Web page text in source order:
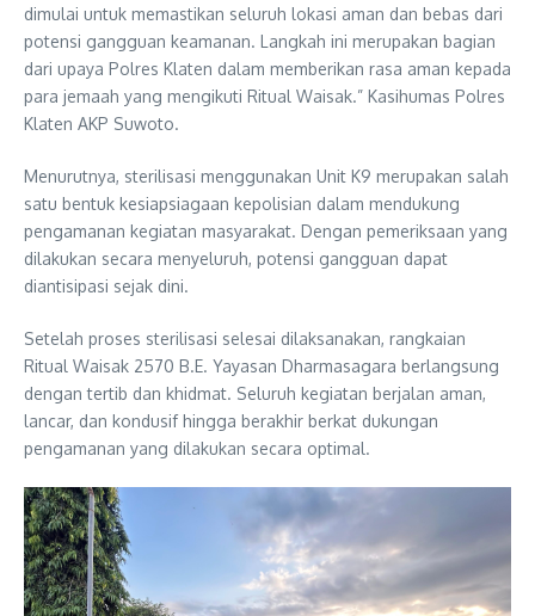
dimulai untuk memastikan seluruh lokasi aman dan bebas dari
potensi gangguan keamanan. Langkah ini merupakan bagian
dari upaya Polres Klaten dalam memberikan rasa aman kepada
para jemaah yang mengikuti Ritual Waisak.” Kasihumas Polres
Klaten AKP Suwoto.
Menurutnya, sterilisasi menggunakan Unit K9 merupakan salah
satu bentuk kesiapsiagaan kepolisian dalam mendukung
pengamanan kegiatan masyarakat. Dengan pemeriksaan yang
dilakukan secara menyeluruh, potensi gangguan dapat
diantisipasi sejak dini.
Setelah proses sterilisasi selesai dilaksanakan, rangkaian
Ritual Waisak 2570 B.E. Yayasan Dharmasagara berlangsung
dengan tertib dan khidmat. Seluruh kegiatan berjalan aman,
lancar, dan kondusif hingga berakhir berkat dukungan
pengamanan yang dilakukan secara optimal.